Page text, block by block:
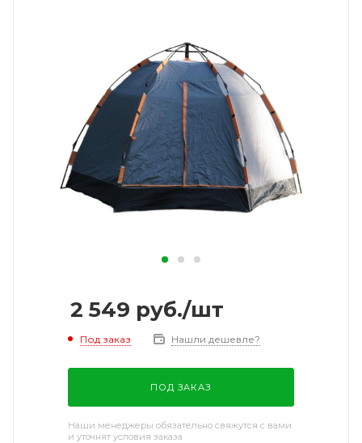
2 549 руб./шт
Под заказ Нашли дешевле?
ПОД ЗАКАЗ
Наши менеджеры обязательно свяжутся с вами
и уточнят условия заказа